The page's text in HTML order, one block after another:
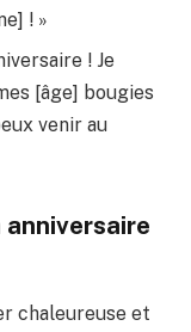
! »
! Je
[âge] bougies
venir au
anniversaire
chaleureuse et